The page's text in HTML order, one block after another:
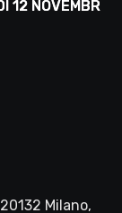
12 NOVEMBRE
Milano,